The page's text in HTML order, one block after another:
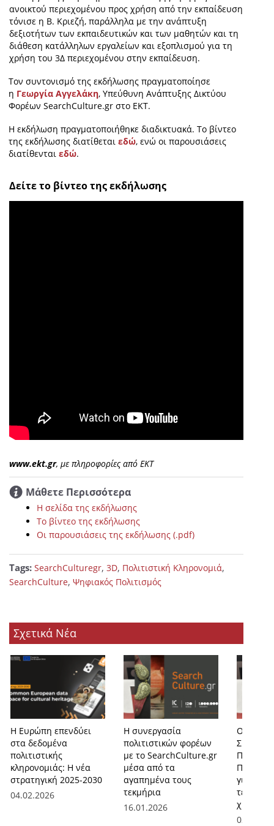
ανοικτού περιεχομένου προς χρήση από την εκπαίδευση
τόνισε η Β. Κριεζή, παράλληλα με την ανάπτυξη
δεξιοτήτων των εκπαιδευτικών και των μαθητών και τη
διάθεση κατάλληλων εργαλείων και εξοπλισμού για τη
χρήση του 3Δ περιεχομένου στην εκπαίδευση.
Τον συντονισμό της εκδήλωσης πραγματοποίησε
η Γεωργία Αγγελάκη, Υπεύθυνη Ανάπτυξης Δικτύου
Φορέων SearchCulture.gr στο ΕΚΤ.
Η εκδήλωση πραγματοποιήθηκε διαδικτυακά. Το βίντεο
της εκδήλωσης διατίθεται εδώ, ενώ οι παρουσιάσεις
διατίθενται εδώ.
Δείτε το βίντεο της εκδήλωσης
www.ekt.gr, με πληροφορίες από ΕΚΤ
Μάθετε Περισσότερα
Η σελίδα της εκδήλωσης
Το βίντεο της εκδήλωσης
Οι παρουσιάσεις της εκδήλωσης (.pdf)
Tags: SearchCulturegr, 3D, Πολιτιστική Κληρονομιά,
SearchCulture, Ψηφιακός Πολιτισμός
Σχετικά Νέα
Η Ευρώπη επενδύει
στα δεδομένα
πολιτιστικής
κληρονομιάς: H νέα
στρατηγική 2025-2030
04.02.2026
Η συνεργασία
πολιτιστικών φορέων
με το SearchCulture.gr
μέσα από τα
αγαπημένα τους
τεκμήρια
16.01.2026
Ο
χρόνια